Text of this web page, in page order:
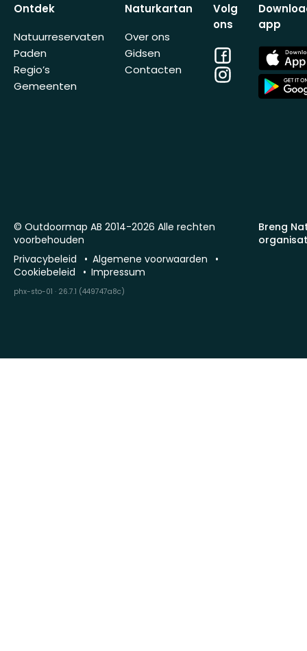
Ontdek
Natuurreservaten
Paden
Regio’s
Gemeenten
Naturkartan
Over ons
Gidsen
Contacten
Volg
ons
Facebook
Instagram
app
App
Store
App
Store
Breng
© Outdoormap AB 2014-2026 Alle rechten
voorbehouden
Privacybeleid
Algemene voorwaarden
Cookiebeleid
Impressum
phx-sto-01 · 26.7.1 (449747a8c)